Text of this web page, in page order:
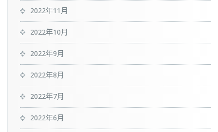
2022年11月
2022年10月
2022年9月
2022年8月
2022年7月
2022年6月